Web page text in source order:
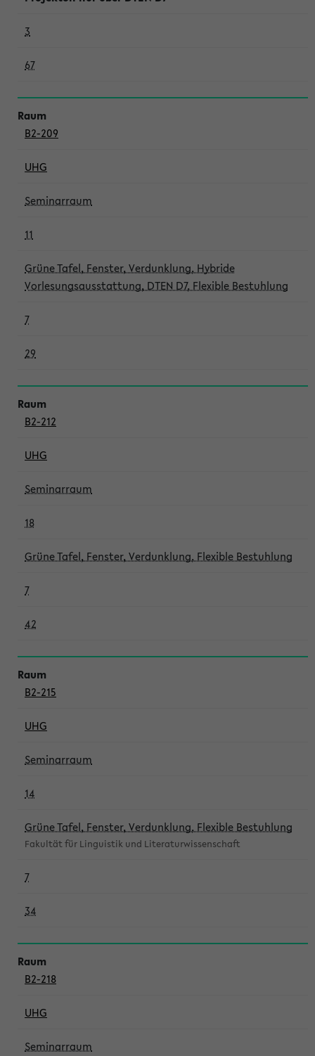
3
67
B2-209
UHG
Seminarraum
11
Grüne Tafel, Fenster, Verdunklung, Hybride
Vorlesungsausstattung, DTEN D7, Flexible Bestuhlung
7
29
B2-212
UHG
Seminarraum
18
Grüne Tafel, Fenster, Verdunklung, Flexible Bestuhlung
7
42
B2-215
UHG
Seminarraum
14
Grüne Tafel, Fenster, Verdunklung, Flexible Bestuhlung
Fakultät für Linguistik und Literaturwissenschaft
7
34
B2-218
UHG
Seminarraum